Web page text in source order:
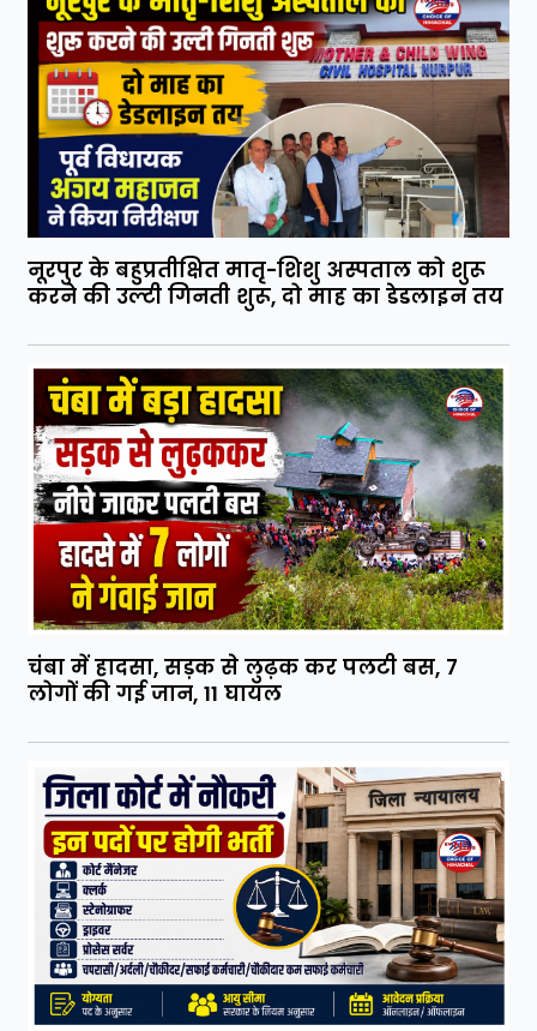
नूरपुर के बहुप्रतीक्षित मातृ-शिशु अस्पताल को शुरू
करने की उल्टी गिनती शुरू, दो माह का डेडलाइन तय
चंबा में हादसा, सड़क से लुढ़क कर पलटी बस, 7
लोगों की गई जान, 11 घायल